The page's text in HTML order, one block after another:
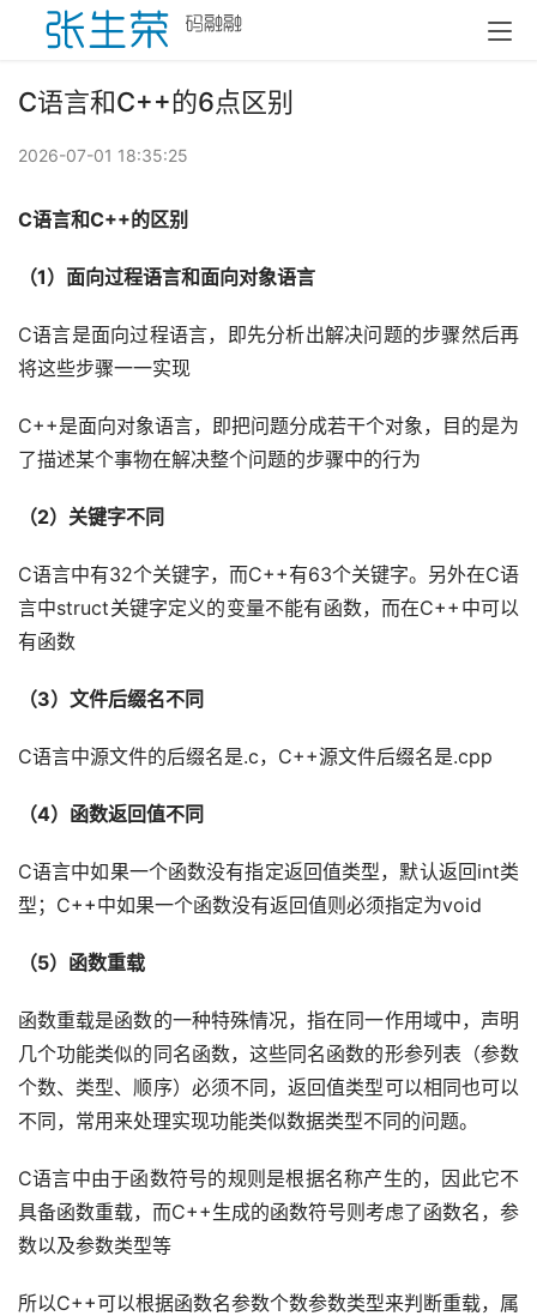
C语言和C++的6点区别
2026-07-01 18:35:25
C语言和C++的区别
（1）面向过程语言和面向对象语言
C语言是面向过程语言，即先分析出解决问题的步骤然后再
将这些步骤一一实现
C++是面向对象语言，即把问题分成若干个对象，目的是为
了描述某个事物在解决整个问题的步骤中的行为
（2）关键字不同
C语言中有32个关键字，而C++有63个关键字。另外在C语
言中struct关键字定义的变量不能有函数，而在C++中可以
有函数
（3）文件后缀名不同
C语言中源文件的后缀名是.c，C++源文件后缀名是.cpp
（4）函数返回值不同
C语言中如果一个函数没有指定返回值类型，默认返回int类
型；C++中如果一个函数没有返回值则必须指定为void
（5）函数重载
函数重载是函数的一种特殊情况，指在同一作用域中，声明
几个功能类似的同名函数，这些同名函数的形参列表（参数
个数、类型、顺序）必须不同，返回值类型可以相同也可以
不同，常用来处理实现功能类似数据类型不同的问题。
C语言中由于函数符号的规则是根据名称产生的，因此它不
具备函数重载，而C++生成的函数符号则考虑了函数名，参
数以及参数类型等
所以C++可以根据函数名参数个数参数类型来判断重载，属